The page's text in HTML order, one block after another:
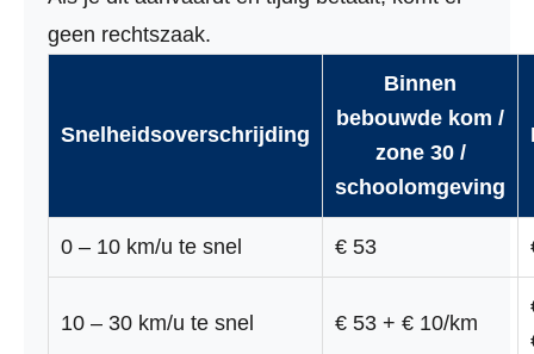
geen rechtszaak.
Snelheidsoverschrijding
Binnen
bebouwde kom /
zone 30 /
schoolomgeving
0 – 10 km/u te snel € 53
10 – 30 km/u te snel € 53 + € 10/km